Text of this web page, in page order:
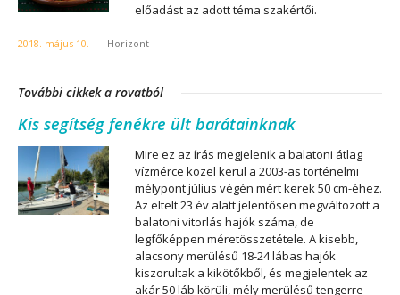
előadást az adott téma szakértői.
2018. május 10. - Horizont
További cikkek a rovatból
Kis segítség fenékre ült barátainknak
Mire ez az írás megjelenik a balatoni átlag
vízmérce közel kerül a 2003-as történelmi
mélypont július végén mért kerek 50 cm-éhez.
Az eltelt 23 év alatt jelentősen megváltozott a
balatoni vitorlás hajók száma, de
legfőképpen méretösszetétele. A kisebb,
alacsony merülésű 18-24 lábas hajók
kiszorultak a kikötőkből, és megjelentek az
akár 50 láb körüli, mély merülésű tengerre